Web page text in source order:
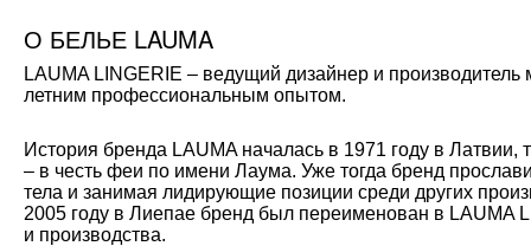
О БЕЛЬЕ LAUMA
LAUMA LINGERIE – ведущий дизайнер и
летним профессиональным опытом.
История бренда LAUMA началась в 1971 году в
– в честь феи по имени Лаума. Уже тогда бренд
тела и занимая лидирующие позиции среди других
2005 году в Лиепае бренд был переименован в LAUMA
и производства.